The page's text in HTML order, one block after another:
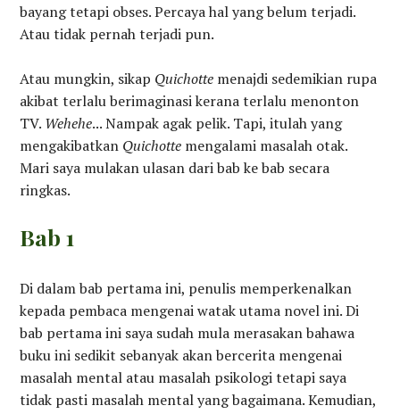
bayang tetapi obses. Percaya hal yang belum terjadi.
Atau tidak pernah terjadi pun.
Atau mungkin, sikap Quichotte menajdi sedemikian rupa
akibat terlalu berimaginasi kerana terlalu menonton
TV. Wehehe... Nampak agak pelik. Tapi, itulah yang
mengakibatkan Quichotte mengalami masalah otak.
Mari saya mulakan ulasan dari bab ke bab secara
ringkas.
Bab 1
Di dalam bab pertama ini, penulis memperkenalkan
kepada pembaca mengenai watak utama novel ini. Di
bab pertama ini saya sudah mula merasakan bahawa
buku ini sedikit sebanyak akan bercerita mengenai
masalah mental atau masalah psikologi tetapi saya
tidak pasti masalah mental yang bagaimana. Kemudian,